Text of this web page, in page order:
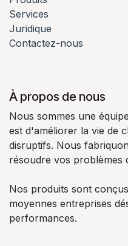
Services
Juridique
Contactez-nous
À propos de nous
Nous sommes une
est d'améliorer la vie de
disruptifs. Nous
résoudre vos problèmes
Nos produits sont
moyennes entreprises
performances.